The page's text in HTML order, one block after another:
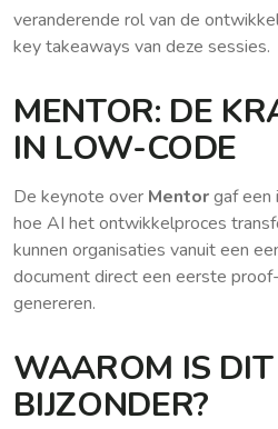
veranderende rol van de
key takeaways van deze sessies.
MENTOR: DE
IN LOW-CODE
De keynote over Mentorgaf een
hoe AI het ontwikkelproces
kunnen organisaties vanuit een
document direct een eerste
genereren.
WAAROM IS
BIJZONDER?